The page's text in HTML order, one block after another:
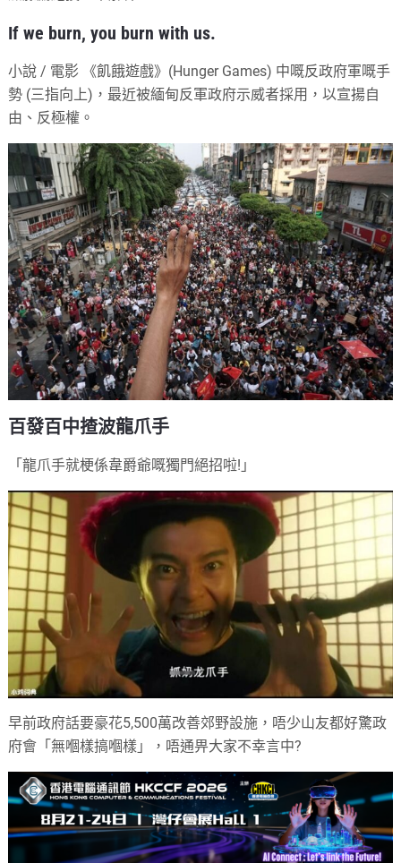
If we burn, you burn with us.
小說 / 電影 《飢餓遊戲》(Hunger Games) 中嘅反政府軍嘅手
勢 (三指向上)，最近被緬甸反軍政府示威者採用，以宣揚自
由、反極權。
百發百中揸波龍爪手
「龍爪手就梗係韋爵爺嘅獨門絕招啦!」
早前政府話要豪花5,500萬改善郊野設施，唔少山友都好驚政
府會「無嗰樣搞嗰樣」，唔通畀大家不幸言中?